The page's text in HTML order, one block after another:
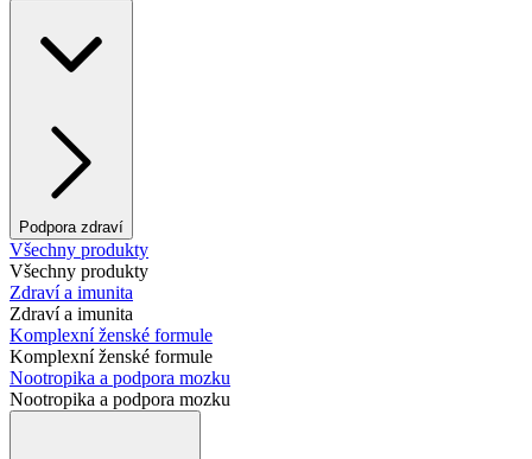
Podpora zdraví
Všechny produkty
Všechny produkty
Zdraví a imunita
Zdraví a imunita
Komplexní ženské formule
Komplexní ženské formule
Nootropika a podpora mozku
Nootropika a podpora mozku